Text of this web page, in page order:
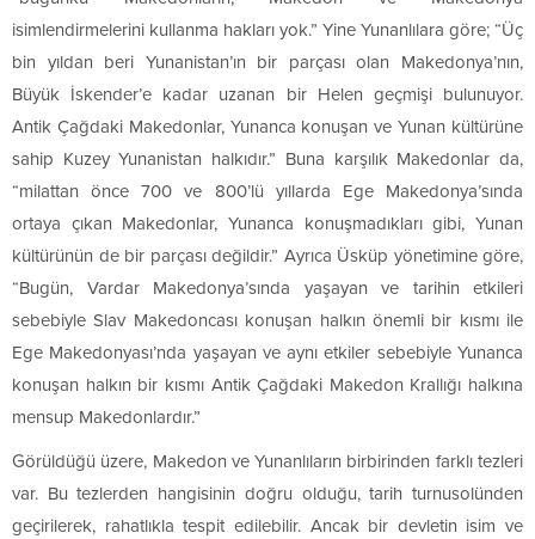
isimlendirmelerini kullanma hakları yok.” Yine Yunanlılara göre; “Üç
bin yıldan beri Yunanistan’ın bir parçası olan Makedonya’nın,
Büyük İskender’e kadar uzanan bir Helen geçmişi bulunuyor.
Antik Çağdaki Makedonlar, Yunanca konuşan ve Yunan kültürüne
sahip Kuzey Yunanistan halkıdır.” Buna karşılık Makedonlar da,
“milattan önce 700 ve 800’lü yıllarda Ege Makedonya’sında
ortaya çıkan Makedonlar, Yunanca konuşmadıkları gibi, Yunan
kültürünün de bir parçası değildir.” Ayrıca Üsküp yönetimine göre,
“Bugün, Vardar Makedonya’sında yaşayan ve tarihin etkileri
sebebiyle Slav Makedoncası konuşan halkın önemli bir kısmı ile
Ege Makedonyası’nda yaşayan ve aynı etkiler sebebiyle Yunanca
konuşan halkın bir kısmı Antik Çağdaki Makedon Krallığı halkına
mensup Makedonlardır.”
Görüldüğü üzere, Makedon ve Yunanlıların birbirinden farklı tezleri
var. Bu tezlerden hangisinin doğru olduğu, tarih turnusolünden
geçirilerek, rahatlıkla tespit edilebilir. Ancak bir devletin isim ve